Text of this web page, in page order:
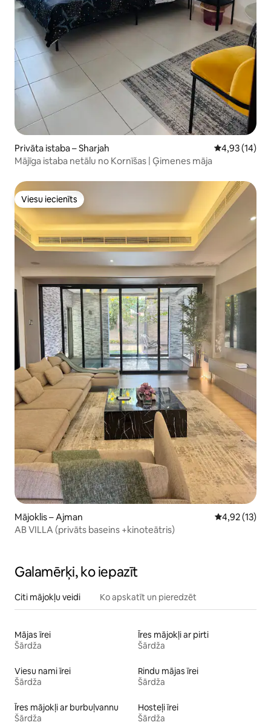
Privāta istaba – Sharjah Vidējais
4,93 (14)
Mājīga istaba netālu no Kornīšas | Ģimenes māja
Viesu iecienīts
Viesu iecienīts
Mājoklis – Ajman Vidējais
4,92 (13)
AB VILLA (privāts baseins +kinoteātris)
Galamērķi, ko iepazīt
Citi mājokļu veidi Ko apskatīt un pieredzēt
Mājas īrei
Šārdža
Īres mājokļi ar pirti
Šārdža
Viesu nami īrei
Šārdža
Rindu mājas īrei
Šārdža
Īres mājokļi ar burbuļvannu
Šārdža
Hosteļi īrei
Šārdža